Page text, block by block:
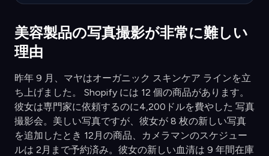
美容製品の写真撮影が非常に難しい
理由
昨年 9 月、マヤはオーガニック スキンケア ラインを立
ち上げました。 Shopify には 12 個の商品があります。
彼女は専門家に依頼するのに4,200ドルを費やした 写真
撮影会。美しい写真ですが、彼女が 8 枚の新しい写真
を追加したとき 12月の商品、カメラマンのスケジュー
ルは 2月まで予約済み。彼女の新しい血清は 9 年間在庫